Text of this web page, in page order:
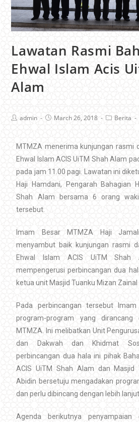
Lawatan Rasmi
Ehwal Islam Acis
Alam
admin March 26, 2018 Berita
MTMZA menerima kunjungan rasmi
Ehwal Islam ACIS UiTM Shah Alam
pada jam 11.00 pagi. Lawatan ini
Haji Hamdani, Pengarah Bahagian
Shah Alam bersama 6 orang
tersebut.
Imam Besar MTMZA Haji
menyambut baik kunjungan rasmi
Ehwal Islam ACIS UiTM Shah
mempengerusi perbincangan dua
ketua unit Masjid Tuanku Mizan Zainal
Pada perbincangan tersebut
program-program yang dirancang
MTMZA. Ini melibatkan Unit
dan Dakwah dan Khidmat
perbincangan dua hala ini pihak
ACIS UiTM Shah Alam dan Masjid
Abidin bersetuju mengadakan
dan perlu dibincang dengan lebih
Agenda berikutnya penyampaian